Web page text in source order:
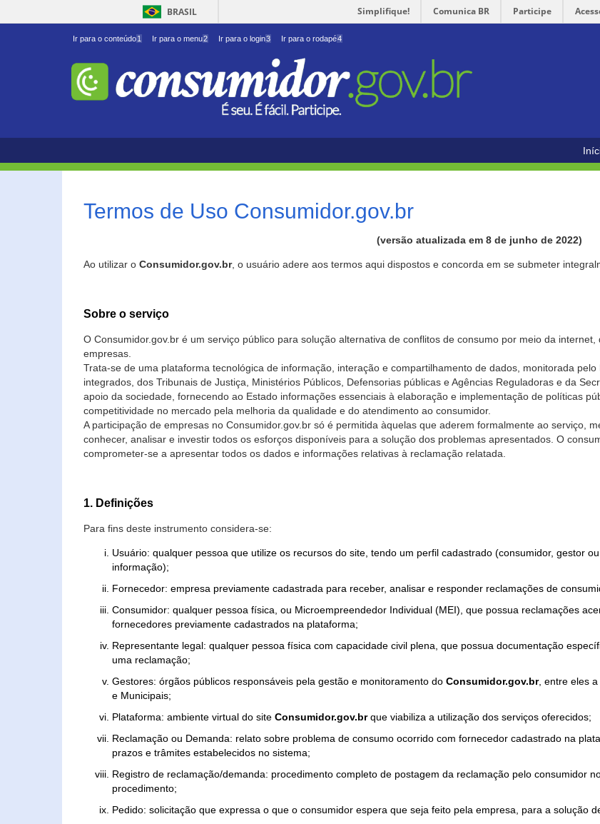
BRASIL Simplifique! Comunica BR Participe
Ir para o conteúdo1 Ir para o menu2 Ir para o login3 Ir para o rodapé4
Termos de Uso Consumidor.gov.br
(versão atualizada em 8 de junho de 2022)
Ao utilizar o Consumidor.gov.br, o usuário adere aos termos aqui dispostos e concorda em se submeter
Sobre o serviço
O Consumidor.gov.br é um serviço público para solução alternativa de conflitos de consumo por meio da
empresas.
Trata-se de uma plataforma tecnológica de informação, interação e compartilhamento de dados, monitorada
integrados, dos Tribunais de Justiça, Ministérios Públicos, Defensorias públicas e Agências Reguladoras e da
apoio da sociedade, fornecendo ao Estado informações essenciais à elaboração e implementação de políticas
competitividade no mercado pela melhoria da qualidade e do atendimento ao consumidor.
A participação de empresas no Consumidor.gov.br só é permitida àquelas que aderem formalmente ao serviço,
conhecer, analisar e investir todos os esforços disponíveis para a solução dos problemas apresentados. O
comprometer-se a apresentar todos os dados e informações relativas à reclamação relatada.
1. Definições
Para fins deste instrumento considera-se:
Usuário: qualquer pessoa que utilize os recursos do site, tendo um perfil cadastrado (consumidor, gestor
informação);
Fornecedor: empresa previamente cadastrada para receber, analisar e responder reclamações de
Consumidor: qualquer pessoa física, ou Microempreendedor Individual (MEI), que possua reclamações
fornecedores previamente cadastrados na plataforma;
Representante legal: qualquer pessoa física com capacidade civil plena, que possua documentação
uma reclamação;
Gestores: órgãos públicos responsáveis pela gestão e monitoramento do Consumidor.gov.br, entre eles
e Municipais;
Plataforma: ambiente virtual do site Consumidor.gov.brque viabiliza a utilização dos serviços oferecidos;
Reclamação ou Demanda: relato sobre problema de consumo ocorrido com fornecedor cadastrado na
prazos e trâmites estabelecidos no sistema;
Registro de reclamação/demanda: procedimento completo de postagem da reclamação pelo consumidor
procedimento;
Pedido: solicitação que expressa o que o consumidor espera que seja feito pela empresa, para a solução